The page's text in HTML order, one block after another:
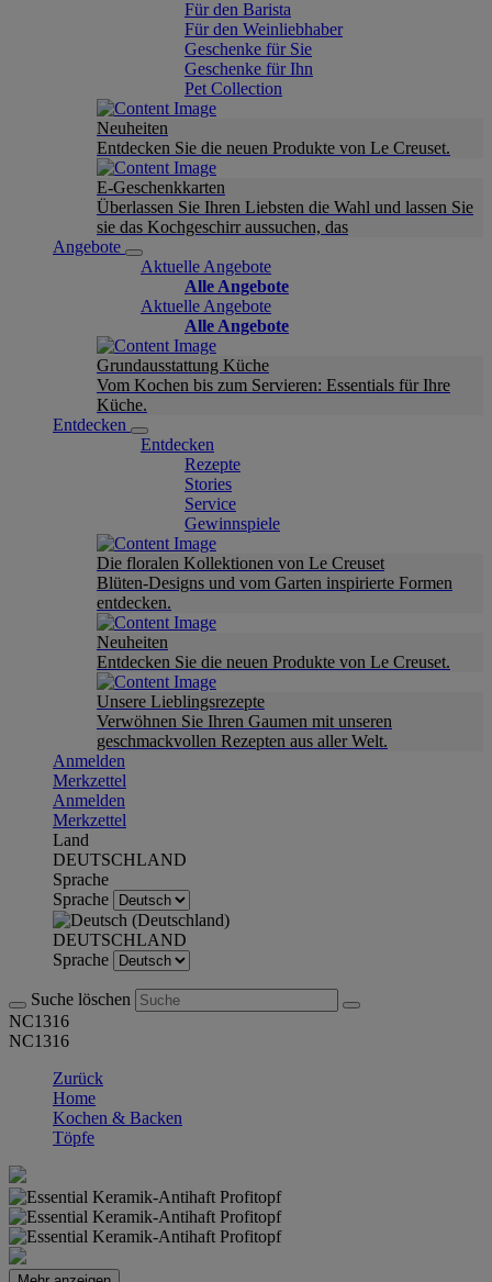
Für den Barista
Für den Weinliebhaber
Geschenke für Sie
Geschenke für Ihn
Pet Collection
Neuheiten
Entdecken Sie die neuen Produkte von Le Creuset.
E-Geschenkkarten
Überlassen Sie Ihren Liebsten die Wahl und lassen Sie
sie das Kochgeschirr aussuchen, das
Angebote
Aktuelle Angebote
Alle Angebote
Aktuelle Angebote
Alle Angebote
Grundausstattung Küche
Vom Kochen bis zum Servieren: Essentials für Ihre
Küche.
Entdecken
Entdecken
Rezepte
Stories
Service
Gewinnspiele
Die floralen Kollektionen von Le Creuset
Blüten-Designs und vom Garten inspirierte Formen
entdecken.
Neuheiten
Entdecken Sie die neuen Produkte von Le Creuset.
Unsere Lieblingsrezepte
Verwöhnen Sie Ihren Gaumen mit unseren
geschmackvollen Rezepten aus aller Welt.
Anmelden
Merkzettel
Anmelden
Merkzettel
Land
DEUTSCHLAND
Sprache
Sprache
DEUTSCHLAND
Sprache
Suche löschen
NC1316
NC1316
Zurück
Home
Kochen & Backen
Töpfe